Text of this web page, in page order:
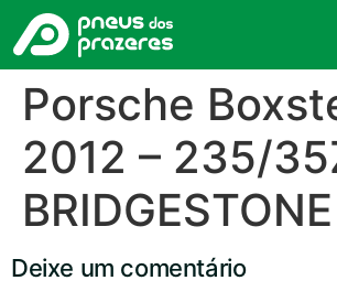
Porsche
2012 – 235/
BRIDGESTONE
Deixe um comentário